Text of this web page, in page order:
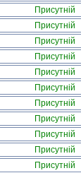
Присутній
Присутній
Присутній
Присутній
Присутній
Присутній
Присутній
Присутній
Присутній
Присутній
Присутній